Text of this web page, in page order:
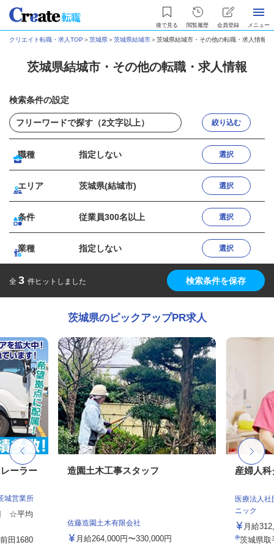
後で見る 閲覧履歴 会員登録 メニュー
クリエイト転職・求人TOP ＞茨城県＞茨城県結城市＞茨城県結城市・その他の転職・求人情報
茨城県結城市・その他の転職・求人情報
検索条件の設定
絞り込む
職種 指定しない 選択
エリア 茨城県(結城市) 選択
条件 従業員300名以上 選択
業種 指定しない 選択
全 3 件ヒットしました 検索条件を保存
茨城県のピックアップPR求人
ーラー
城営業所
☆平均
田1680
造園土木工事スタッフ
佐藤造園土木有限会社
月給264,000円〜330,000円
産婦人
医療法人
ニック
月給
茨城県取